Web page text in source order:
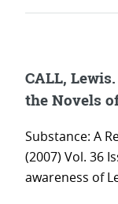
CALL,
the Novels
Substance: A
(2007) Vol. 36
awareness of